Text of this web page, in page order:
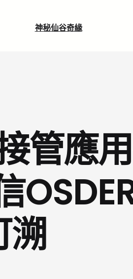
神秘仙谷奇緣
管應
溯